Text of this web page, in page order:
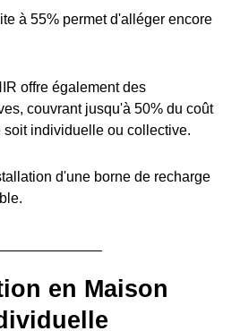
à 55% permet d'alléger encore
offre également des
couvrant jusqu'à 50% du coût
individuelle ou collective.
d'une borne de recharge
en Maison